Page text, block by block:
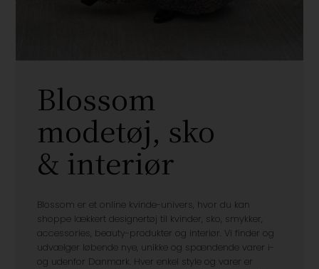
Blossom
modetøj, sko
& interiør
Blossom er et online kvinde-univers, hvor du kan
shoppe lækkert designertøj til kvinder, sko, smykker,
accessories, beauty-produkter og interiør. Vi finder og
udvælger løbende nye, unikke og spændende varer i-
og udenfor Danmark. Hver enkel style og varer er